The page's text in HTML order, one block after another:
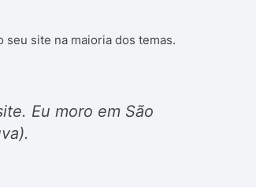
seu site na maioria dos temas.
Eu moro em São